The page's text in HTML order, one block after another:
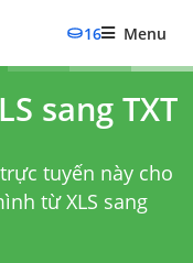
16 Menu
sang TXT
tuyến này cho
từ XLS sang